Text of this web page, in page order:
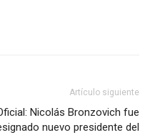
Artículo siguiente
Nicolás Bronzovich fue
nuevo presidente del